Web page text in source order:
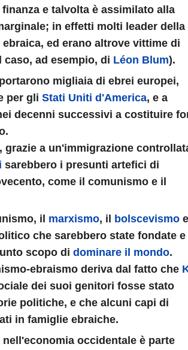
e talvolta è assimilato alla
in effetti molti leader della
ed erano altrove vittime di
ad esempio, di Léon Blum).
migliaia di ebrei europei,
per gli Stati Uniti d'America, e a
decenni successivi a costituire
a un'immigrazione
sarebbero i presunti artefici di
come il comunismo e il
il marxismo, il bolscevismo e
che sarebbero state fondate e
scopo di dominare il mondo.
ebraismo deriva dal fatto che
dei suoi genitori fosse stato
politiche, e che alcuni capi di
in famiglie ebraiche.
nell'economia occidentale è parte